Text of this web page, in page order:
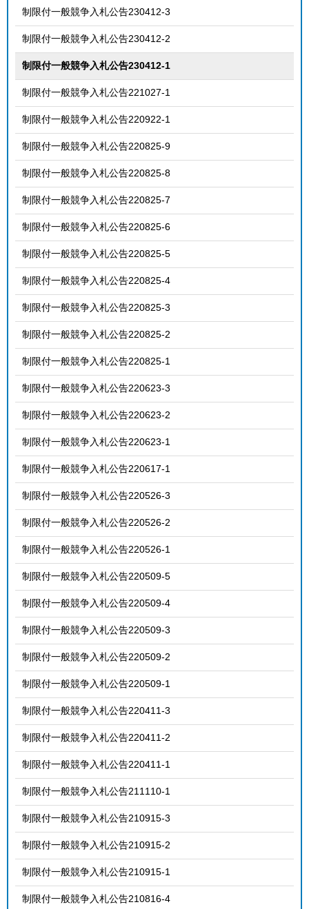
制限付一般競争入札公告230412-3
制限付一般競争入札公告230412-2
制限付一般競争入札公告230412-1
制限付一般競争入札公告221027-1
制限付一般競争入札公告220922-1
制限付一般競争入札公告220825-9
制限付一般競争入札公告220825-8
制限付一般競争入札公告220825-7
制限付一般競争入札公告220825-6
制限付一般競争入札公告220825-5
制限付一般競争入札公告220825-4
制限付一般競争入札公告220825-3
制限付一般競争入札公告220825-2
制限付一般競争入札公告220825-1
制限付一般競争入札公告220623-3
制限付一般競争入札公告220623-2
制限付一般競争入札公告220623-1
制限付一般競争入札公告220617-1
制限付一般競争入札公告220526-3
制限付一般競争入札公告220526-2
制限付一般競争入札公告220526-1
制限付一般競争入札公告220509-5
制限付一般競争入札公告220509-4
制限付一般競争入札公告220509-3
制限付一般競争入札公告220509-2
制限付一般競争入札公告220509-1
制限付一般競争入札公告220411-3
制限付一般競争入札公告220411-2
制限付一般競争入札公告220411-1
制限付一般競争入札公告211110-1
制限付一般競争入札公告210915-3
制限付一般競争入札公告210915-2
制限付一般競争入札公告210915-1
制限付一般競争入札公告210816-4